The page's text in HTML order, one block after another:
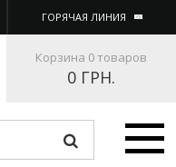
ГОРЯЧАЯ ЛИНИЯ
Корзина 0 товаров
0 ГРН.